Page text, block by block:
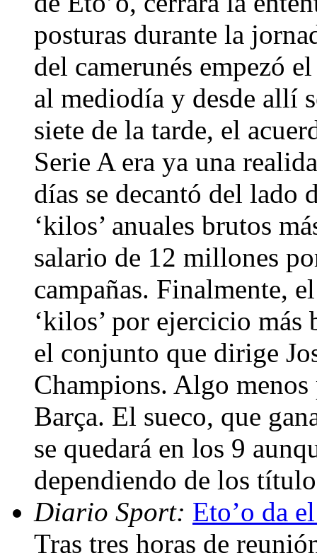
posturas durante la
del camerunés empezó
al mediodía y desde allí
siete de la tarde, el
Serie A era ya una
días se decantó del
‘kilos’ anuales brutos
salario de 12 millones
campañas. Finalmente,
‘kilos’ por ejercicio más
el conjunto que dirige
Champions. Algo
Barça. El sueco, que
se quedará en los 9
dependiendo de los
Diario Sport: Eto’o da
Tras tres horas de